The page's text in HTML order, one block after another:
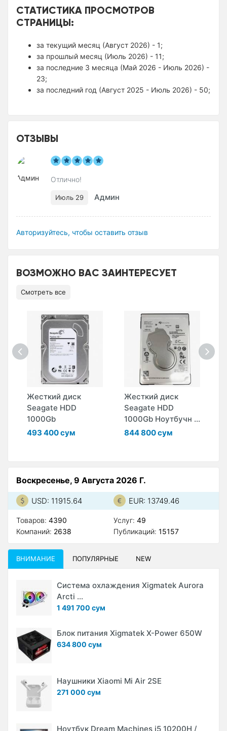
СТАТИСТИКА ПРОСМОТРОВ
СТРАНИЦЫ:
за текущий месяц (Август 2026) - 1;
за прошлый месяц (Июль 2026) - 11;
за последние 3 месяца (Май 2026 - Июль 2026) -
23;
за последний год (Август 2025 - Июль 2026) - 50;
ОТЗЫВЫ
Отлично!
Июль 29 Админ
Авторизуйтесь, чтобы оставить отзыв
ВОЗМОЖНО ВАС ЗАИНТЕРЕСУЕТ
Смотреть все
Жесткий диск
Seagate HDD
1000Gb
493 400 сум
Жесткий диск
Seagate HDD
1000Gb Ноутбучн ...
844 800 сум
Воскресенье, 9 Августа 2026 Г.
USD: 11915.64 EUR: 13749.46
Товаров: 4390
Компаний: 2638
Услуг: 49
Публикаций: 15157
ВНИМАНИЕ ПОПУЛЯРНЫЕ NEW
Система охлаждения Xigmatek Aurora
Arcti ...
1 491 700 сум
Блок питания Xigmatek X-Power 650W
634 800 сум
Наушники Xiaomi Mi Air 2SE
271 000 сум
Ноутбук Dream Machines i5 10200H /